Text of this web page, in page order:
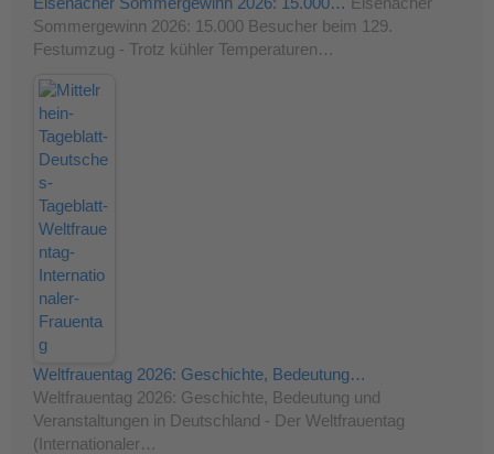
Sommergewinn 2026: 15.000 Besucher beim 129.
Festumzug - Trotz kühler Temperaturen…
Weltfrauentag 2026: Geschichte, Bedeutung…
Weltfrauentag 2026: Geschichte, Bedeutung und
Veranstaltungen in Deutschland - Der Weltfrauentag
(Internationaler…